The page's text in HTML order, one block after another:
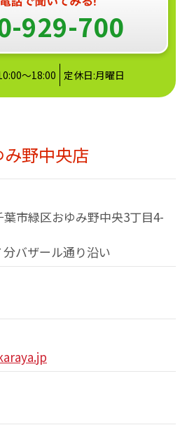
929-700
〜18:00 定休日:月曜日
み野中央店
市緑区おゆみ野中央3丁目4-
バザール通り沿い